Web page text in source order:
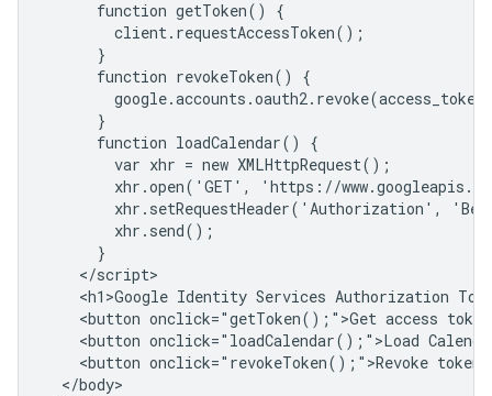
      function getToken() {
        client.requestAccessToken();
      }
      function revokeToken() {
      }
      function loadCalendar() {
        var xhr = new XMLHttpRequest();
xhr.open('GET', 'https://
xhr.setRequestHeader('Authorization',
        xhr.send();
      }
    </script>
<h1>Google Identity Services Authorization
<button onclick="getToken();">Get access
<button onclick="loadCalendar();">Load
<button onclick="revokeToken();">Revoke
  </body>